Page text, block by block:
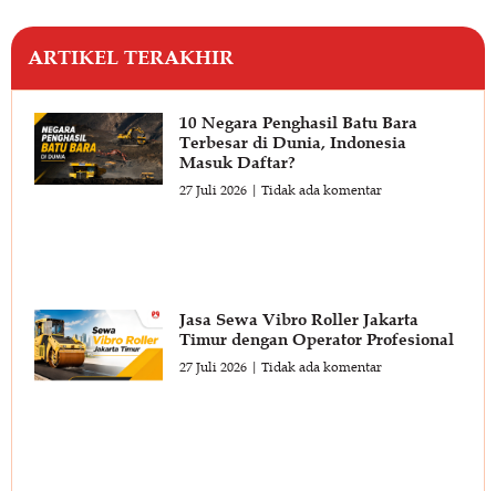
ARTIKEL TERAKHIR
10 Negara Penghasil Batu Bara
Terbesar di Dunia, Indonesia
Masuk Daftar?
27 Juli 2026 Tidak ada komentar
Jasa Sewa Vibro Roller Jakarta
Timur dengan Operator Profesional
27 Juli 2026 Tidak ada komentar